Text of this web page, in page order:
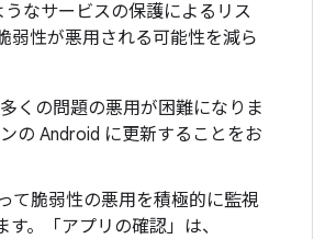
なサービスの保護によるリス
弱性が悪用される可能性を減ら
くの問題の悪用が困難になりま
の Android に更新することをお
て脆弱性の悪用を積極的に監視
。「アプリの確認」は、